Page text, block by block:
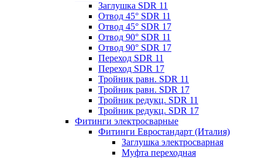
Заглушка SDR 11
Отвод 45° SDR 11
Отвод 45° SDR 17
Отвод 90° SDR 11
Отвод 90° SDR 17
Переход SDR 11
Переход SDR 17
Тройник равн. SDR 11
Тройник равн. SDR 17
Тройник редукц. SDR 11
Тройник редукц. SDR 17
Фитинги электросварные
Фитинги Евростандарт (Италия)
Заглушка электросварная
Муфта переходная